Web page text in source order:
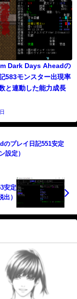
Dark Days Aheadの
583モンスター出現率
と連動した能力成長
のプレイ日記551安定
設定）
安定
出）